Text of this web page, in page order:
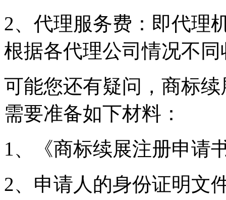
2、代理服务费：即代理
根据各代理公司情况不
可能您还有疑问，商标
需要准备如下材料：
1、《商标续展注册申
2、申请人的身份证明文